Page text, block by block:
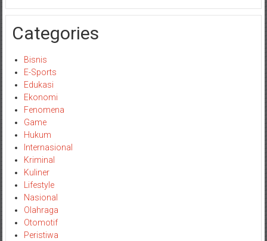
Categories
Bisnis
E-Sports
Edukasi
Ekonomi
Fenomena
Game
Hukum
Internasional
Kriminal
Kuliner
Lifestyle
Nasional
Olahraga
Otomotif
Peristiwa